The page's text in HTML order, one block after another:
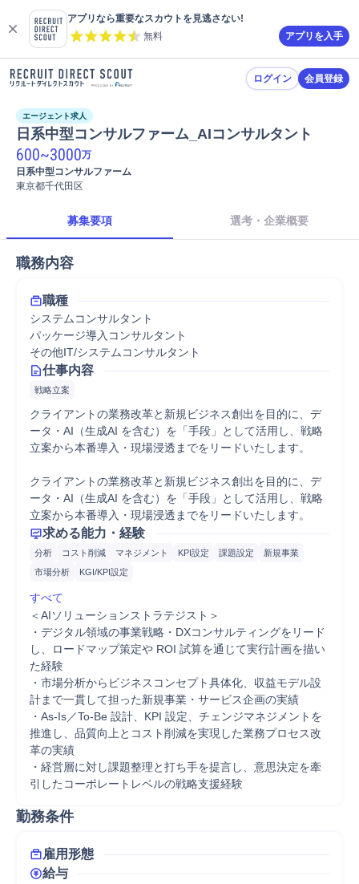
アプリなら重要なスカウトを見逃さない!
無料
アプリを入手
ログイン 会員登録
エージェント求人
日系中型コンサルファーム_AIコンサルタント
600~3000万
日系中型コンサルファーム
東京都千代田区
募集要項 選考・企業概要
職務内容
職種
システムコンサルタント
パッケージ導入コンサルタント
その他IT/システムコンサルタント
仕事内容
戦略立案
クライアントの業務改革と新規ビジネス創出を目的に、デ
ータ・AI（生成AI を含む）を「手段」として活用し、戦略
立案から本番導入・現場浸透までをリードいたします。
クライアントの業務改革と新規ビジネス創出を目的に、デ
ータ・AI（生成AI を含む）を「手段」として活用し、戦略
立案から本番導入・現場浸透までをリードいたします。
求める能力・経験
分析 コスト削減 マネジメント KPI設定 課題設定
新規事業
市場分析
KGI/KPI設定
すべて
＜AIソリューションストラテジスト＞
・デジタル領域の事業戦略・DXコンサルティングをリード
し、ロードマップ策定や ROI 試算を通じて実行計画を描い
た経験
・市場分析からビジネスコンセプト具体化、収益モデル設
計まで一貫して担った新規事業・サービス企画の実績
・As-Is／To-Be 設計、KPI 設定、チェンジマネジメントを
推進し、品質向上とコスト削減を実現した業務プロセス改
革の実績
・経営層に対し課題整理と打ち手を提言し、意思決定を牽
引したコーポレートレベルの戦略支援経験
勤務条件
雇用形態
給与